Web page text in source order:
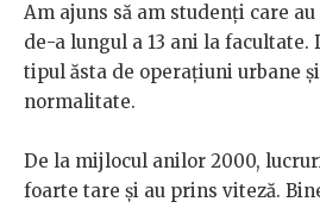
Am ajuns să am studenți care au
de-a lungul a 13 ani la facultate.
tipul ăsta de operațiuni urbane
normalitate.
De la mijlocul anilor 2000,
foarte tare și au prins viteză.